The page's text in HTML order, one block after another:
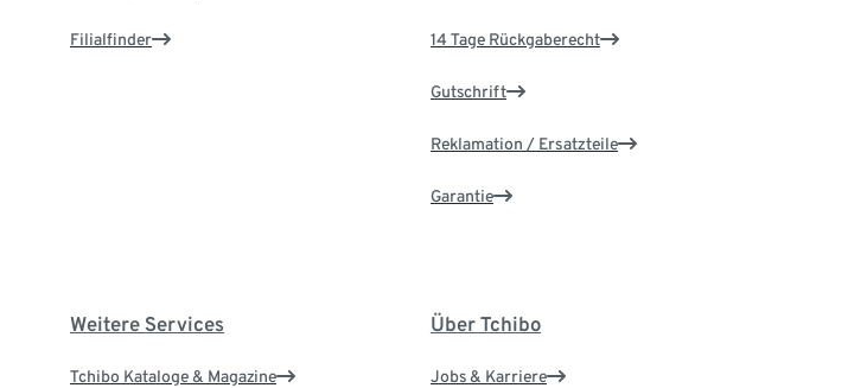
Filialfinder 14 Tage Rückgaberecht
Gutschrift
Reklamation / Ersatzteile
Garantie
Weitere Services
Tchibo Kataloge & Magazine
Über Tchibo
Jobs & Karriere